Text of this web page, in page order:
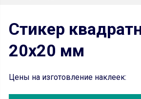
Стикер
20х20 мм
Цены на изготовление наклеек: